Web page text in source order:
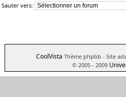
Sauter vers:
CoolVista Thème phpbb - Site
© 2005 - 2009